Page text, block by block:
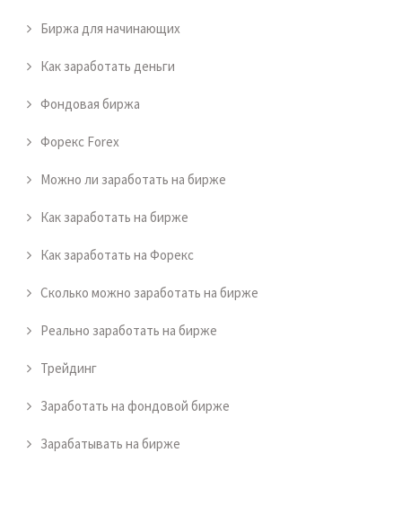
Биржа для начинающих
Как заработать деньги
Фондовая биржа
Форекс Forex
Можно ли заработать на бирже
Как заработать на бирже
Как заработать на Форекс
Сколько можно заработать на бирже
Реально заработать на бирже
Трейдинг
Заработать на фондовой бирже
Зарабатывать на бирже